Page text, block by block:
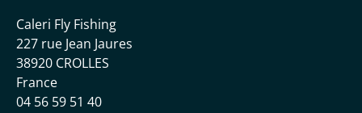
Caleri Fly Fishing
227 rue Jean Jaures
38920 CROLLES
France
04 56 59 51 40